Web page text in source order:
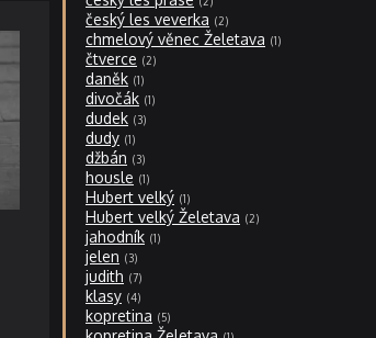
český les veverka 2
chmelový věnec Želetava 1
čtverce 2
daněk 1
divočák 1
dudek 3
dudy 1
džbán 3
housle 1
Hubert velký 1
Hubert velký Želetava 2
jahodník 1
jelen 3
judith 7
klasy 4
kopretina 5